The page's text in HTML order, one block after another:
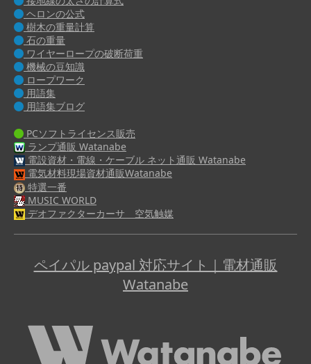
ヘロンの公式
樹木の重量計算
石の重量
ワイヤーロープの破断荷重
機械の豆知識
ロープワーク
用語集
用語集ブログ
PCソフトライセンス販売
ランプ通販 Watanabe
電設資材・電線・ケーブル ネット通販 Watanabe
電気材料現場資材通販Watanabe
特選一番
MUSIC WORLD
デオファクターカーサ 空気触媒
ペイパル paypal 対応サイト｜電材通販
Watanabe